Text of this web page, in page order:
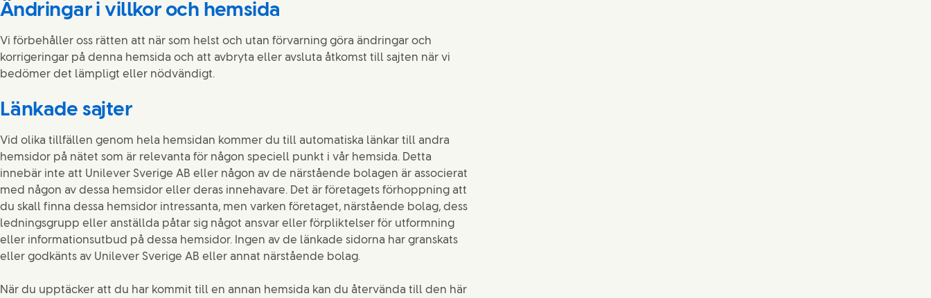
Ändringar i villkor och hemsida
Vi förbehåller oss rätten att när som helst och utan förvarning göra ändringar och
korrigeringar på denna hemsida och att avbryta eller avsluta åtkomst till sajten när vi
bedömer det lämpligt eller nödvändigt.
Länkade sajter
Vid olika tillfällen genom hela hemsidan kommer du till automatiska länkar till andra
hemsidor på nätet som är relevanta för någon speciell punkt i vår hemsida. Detta
innebär inte att Unilever Sverige AB eller någon av de närstående bolagen är associerat
med någon av dessa hemsidor eller deras innehavare. Det är företagets förhoppning att
du skall finna dessa hemsidor intressanta, men varken företaget, närstående bolag, dess
ledningsgrupp eller anställda påtar sig något ansvar eller förpliktelser för utformning
eller informationsutbud på dessa hemsidor. Ingen av de länkade sidorna har granskats
eller godkänts av Unilever Sverige AB eller annat närstående bolag.
När du upptäcker att du har kommit till en annan hemsida kan du återvända till den här